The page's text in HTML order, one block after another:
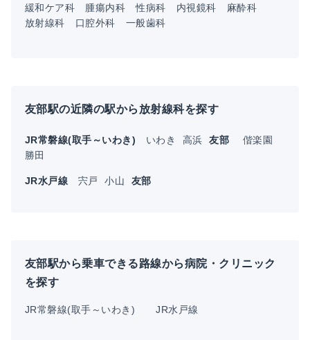
緩和ケア科
腫瘍内科 性病科 内視鏡科
麻酔科
放射線科
口腔外科 一般歯科
友部駅の近隣の駅から放射線科を探す
JR常磐線(取手～いわき) いわき 高浜 友部
偕楽園
勝田
JR水戸線 宍戸 小山 友部
友部駅から乗車できる路線から病院・クリニック
を探す
JR常磐線(取手～いわき) JR水戸線